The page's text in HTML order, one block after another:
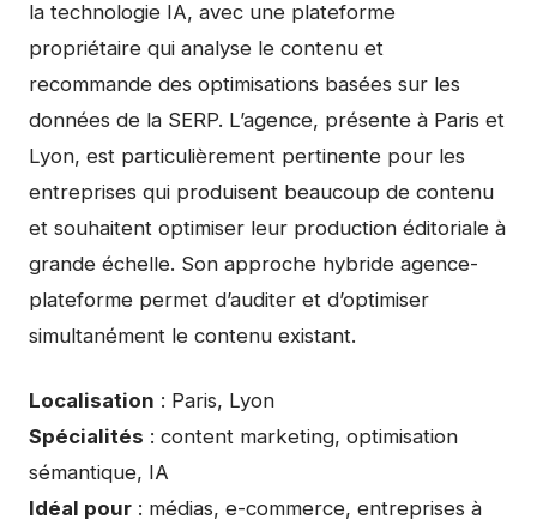
la technologie IA, avec une plateforme
propriétaire qui analyse le contenu et
recommande des optimisations basées sur les
données de la SERP. L’agence, présente à Paris et
Lyon, est particulièrement pertinente pour les
entreprises qui produisent beaucoup de contenu
et souhaitent optimiser leur production éditoriale à
grande échelle. Son approche hybride agence-
plateforme permet d’auditer et d’optimiser
simultanément le contenu existant.
Localisation : Paris, Lyon
Spécialités : content marketing, optimisation
sémantique, IA
Idéal pour : médias, e-commerce, entreprises à